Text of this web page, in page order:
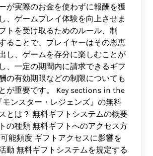
が実際のお金を使わずに報酬を獲
、ゲームプレイ体験を向上させま
トを受け取るためのルール、制
ることで、プレイヤーはその恩恵
し、ゲームを存分に楽しむことが
、一定の期間内に請求できるギフ
の有効期限などの制限についても
が重要です。 Key sections in the
モンスター・レジェンズ』の無料
とは？ 無料ギフトシステムの概要
の種類 無料ギフトへのアクセス方
能頻度 ギフトアクセスに影響を
動 無料ギフトシステムを規定する